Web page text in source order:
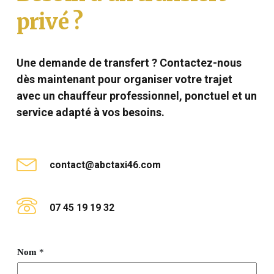
privé ?
Une demande de transfert ? Contactez-nous
dès maintenant pour organiser votre trajet
avec un chauffeur professionnel, ponctuel et un
service adapté à vos besoins.
contact@abctaxi46.com
07 45 19 19 32
Nom *